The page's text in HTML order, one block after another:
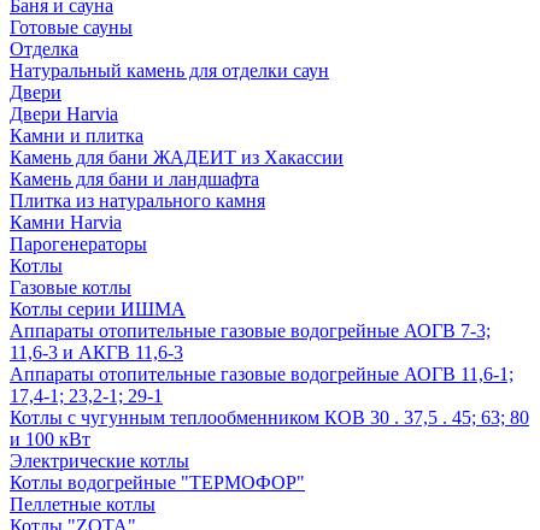
Баня и сауна
Готовые сауны
Отделка
Натуральный камень для отделки саун
Двери
Двери Harvia
Камни и плитка
Камень для бани ЖАДЕИТ из Хакассии
Камень для бани и ландшафта
Плитка из натурального камня
Камни Harvia
Парогенераторы
Котлы
Газовые котлы
Котлы серии ИШМА
Аппараты отопительные газовые водогрейные АОГВ 7-3;
11,6-3 и АКГВ 11,6-3
Аппараты отопительные газовые водогрейные АОГВ 11,6-1;
17,4-1; 23,2-1; 29-1
Котлы с чугунным теплообменником КОВ 30 . 37,5 . 45; 63; 80
и 100 кВт
Электрические котлы
Котлы водогрейные "ТЕРМОФОР"
Пеллетные котлы
Котлы "ZOTA"